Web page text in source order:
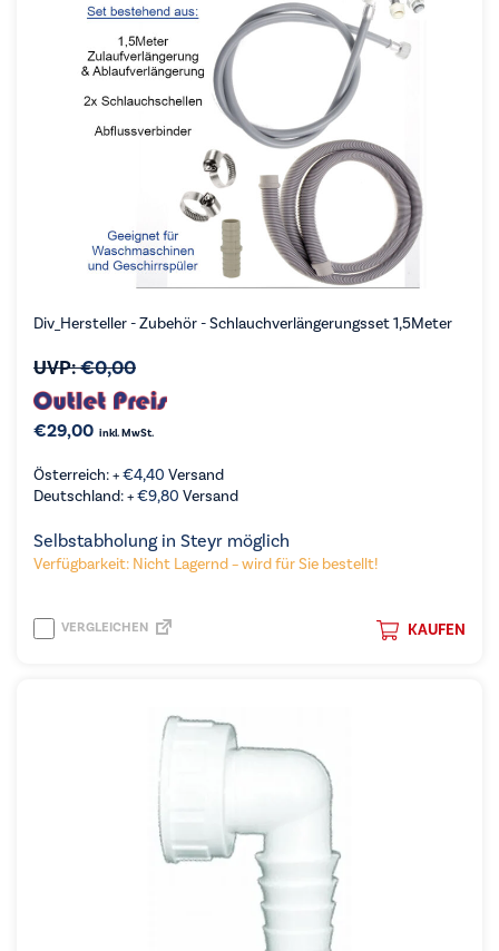
Div_Hersteller - Zubehör - Schlauchverlängerungsset 1,5Meter
UVP:€0,00
€29,00 inkl. MwSt.
Österreich: +€4,40 Versand
Deutschland: +€9,80 Versand
Selbstabholung in Steyr möglich
Verfügbarkeit: Nicht Lagernd – wird für Sie bestellt!
KAUFEN
VERGLEICHEN